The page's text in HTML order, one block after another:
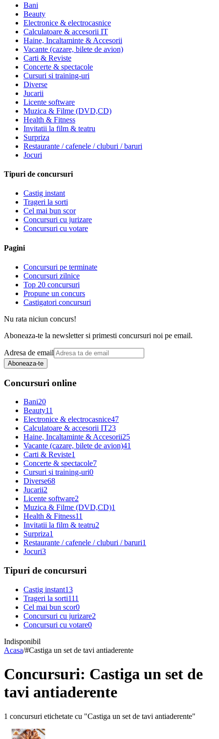
Bani
Beauty
Electronice & electrocasnice
Calculatoare & accesorii IT
Haine, Incaltaminte & Accesorii
Vacante (cazare, bilete de avion)
Carti & Reviste
Concerte & spectacole
Cursuri si training-uri
Diverse
Jucarii
Licente software
Muzica & Filme (DVD,CD)
Health & Fitness
Invitatii la film & teatru
Surpriza
Restaurante / cafenele / cluburi / baruri
Jocuri
Tipuri de concursuri
Castig instant
Trageri la sorti
Cel mai bun scor
Concursuri cu jurizare
Concursuri cu votare
Pagini
Concursuri pe terminate
Concursuri zilnice
Top 20 concursuri
Propune un concurs
Castigatori concursuri
Nu rata niciun concurs!
Aboneaza-te la newsletter si primesti concursuri noi pe email.
Adresa de email
Aboneaza-te
Concursuri online
Bani20
Beauty11
Electronice & electrocasnice47
Calculatoare & accesorii IT23
Haine, Incaltaminte & Accesorii25
Vacante (cazare, bilete de avion)41
Carti & Reviste1
Concerte & spectacole7
Cursuri si training-uri0
Diverse68
Jucarii2
Licente software2
Muzica & Filme (DVD,CD)1
Health & Fitness11
Invitatii la film & teatru2
Surpriza1
Restaurante / cafenele / cluburi / baruri1
Jocuri3
Tipuri de concursuri
Castig instant13
Trageri la sorti111
Cel mai bun scor0
Concursuri cu jurizare2
Concursuri cu votare0
Indisponibil
Acasa/#Castiga un set de tavi antiaderente
Concursuri: Castiga un set de
tavi antiaderente
1 concursuri etichetate cu "Castiga un set de tavi antiaderente"